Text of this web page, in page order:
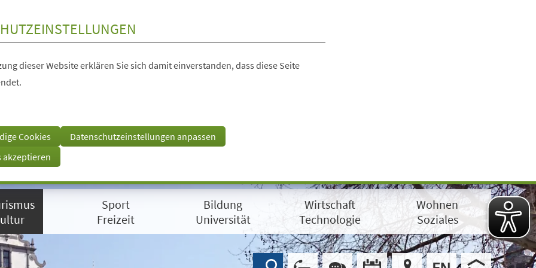
dieser Website erklären Sie sich damit einverstanden, dass diese Seite
Cookies
Datenschutzeinstellungen anpassen
akzeptieren
Sport
Freizeit
Bildung
Universität
Wirtschaft
Technologie
Wohnen
Soziales